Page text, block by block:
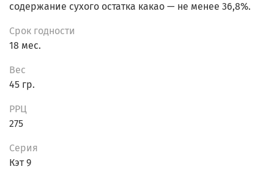
содержание сухого остатка какао — не менее 36,8%.
Срок годности
18 мес.
Вес
45 гр.
РРЦ
275
Серия
Кэт 9